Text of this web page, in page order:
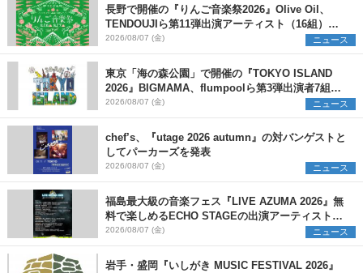
長野で開催の『りんご音楽祭2026』Olive Oil、
TENDOUJIら第11弾出演アーティスト（16組）を
発表
2026/08/07 (金) ニュース
東京「海の森公園」で開催の『TOKYO ISLAND
2026』BIGMAMA、flumpoolら第3弾出演者7組を
発表 ワークショップ・アート出展者を募集
2026/08/07 (金) ニュース
chef’s、『utage 2026 autumn』の対バンゲストと
してパーカーズを発表
2026/08/07 (金) ニュース
福島最大級の音楽フェス『LIVE AZUMA 2026』無
料で楽しめるECHO STAGEの出演アーティストを
発表
2026/08/07 (金) ニュース
岩手・盛岡『いしがき MUSIC FESTIVAL 2026』